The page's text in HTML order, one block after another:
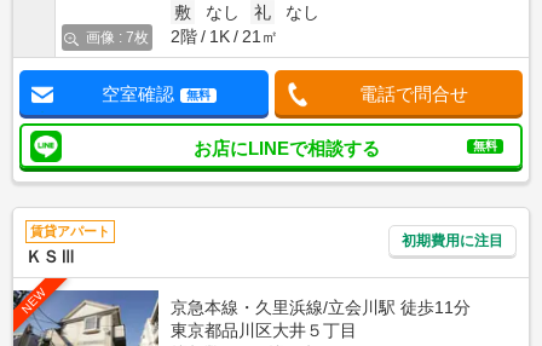
画像 : 7枚
敷
なし 礼
なし
2階
1K 21㎡
空室確認 無料 電話で問合せ
お店にLINEで相談する 無料
賃貸アパート
ＫＳⅢ
初期費用に注目
NEW
京急本線・久里浜線/立会川駅 徒歩11分
東京都品川区大井５丁目